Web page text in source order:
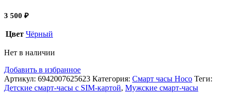
3 500 ₽
Цвет Чёрный
Нет в наличии
Добавить в избранное
Артикул: 6942007625623 Категория: Смарт часы Hoco Теги:
Детские смарт-часы с SIM-картой, Мужские смарт-часы